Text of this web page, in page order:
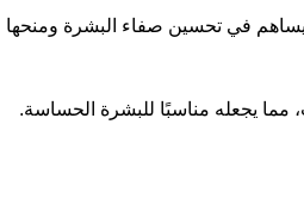
يساهم في تحسين صفاء البشرة ومنحها
مما يجعله مناسبًا للبشرة الحساسة.